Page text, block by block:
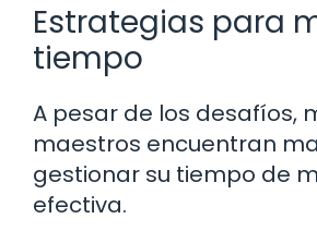
Estrategias para
tiempo
A pesar de los desafíos,
maestros encuentran
gestionar su tiempo de
efectiva.